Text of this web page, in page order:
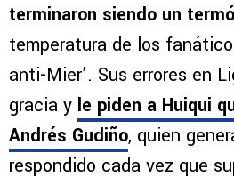
terminaron siendo un
temperatura de los
anti-Mier’. Sus errores en
gracia y le piden a Huiqui
Andrés Gudiño, quien
respondido cada vez que